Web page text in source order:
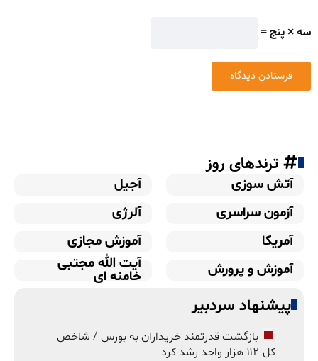
سه × پنج =
ترندهای روز
آتش سوزی
آجیل
آزمون سراسری
آلرژی
آمریکا
آموزش مجازی
آموزش و پرورش
آیت الله مجتبی
خامنه ای
پیشنهاد سردبیر
بازگشت قدرتمند خریداران به بورس / شاخص
کل ۱۱۲ هزار واحد رشد کرد